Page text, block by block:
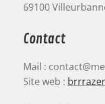
69100
Contact
Mail :
Site web :